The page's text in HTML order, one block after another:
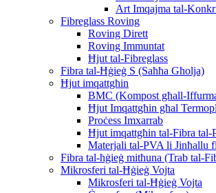
Art Imqajma tal-
Fibreglass Roving
Roving Dirett
Roving Immuntat
Ħjut tal-Fibreglass
Fibra tal-Ħġieġ S (Saħħa Għolja)
Ħjut imqattgħin
BMC (Kompost għall-
Ħjut Imqattgħin għal
Proċess Imxarrab
Ħjut imqattgħin tal-Fibra tal-
Materjali tal-PVA li Jinħallu
Fibra tal-ħġieġ mitħuna (Trab tal-
Mikrosferi tal-Ħġieġ Vojta
Mikrosferi tal-Ħġieġ Vojta